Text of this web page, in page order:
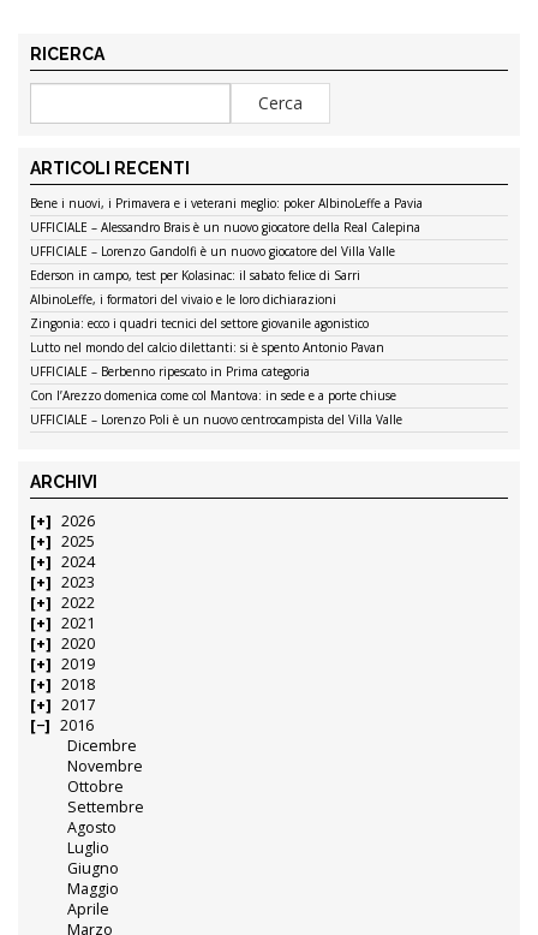
RICERCA
ARTICOLI RECENTI
Bene i nuovi, i Primavera e i veterani meglio: poker AlbinoLeffe a Pavia
UFFICIALE – Alessandro Brais è un nuovo giocatore della Real Calepina
UFFICIALE – Lorenzo Gandolfi è un nuovo giocatore del Villa Valle
Ederson in campo, test per Kolasinac: il sabato felice di Sarri
AlbinoLeffe, i formatori del vivaio e le loro dichiarazioni
Zingonia: ecco i quadri tecnici del settore giovanile agonistico
Lutto nel mondo del calcio dilettanti: si è spento Antonio Pavan
UFFICIALE – Berbenno ripescato in Prima categoria
Con l’Arezzo domenica come col Mantova: in sede e a porte chiuse
UFFICIALE – Lorenzo Poli è un nuovo centrocampista del Villa Valle
ARCHIVI
2026
2025
2024
2023
2022
2021
2020
2019
2018
2017
2016
Dicembre
Novembre
Ottobre
Settembre
Agosto
Luglio
Giugno
Maggio
Aprile
Marzo